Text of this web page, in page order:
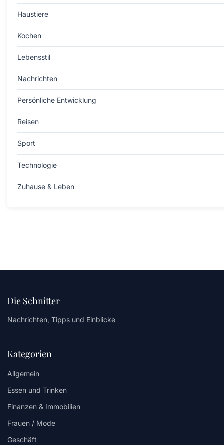
Haustiere
Kochen
Lebensstil
Nachrichten
Persönliche Entwicklung
Reisen
Sport
Technologie
Zuhause & Leben
Die Schnitter
Nachrichten, Tipps und Einblicke
Kategorien
Allgemein
Essen und Trinken
Finanzen & Immobilien
Frauen / Mode
Geschäft